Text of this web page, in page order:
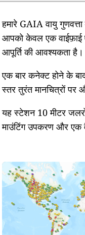
हमारे GAIA वायु
आपको केवल एक
आपूर्ति की आवश्यकता है।
एक बार कनेक्ट होने के
स्तर तुरंत मानचित्रों पर
यह स्टेशन 10 मीटर
माउंटिंग उपकरण और